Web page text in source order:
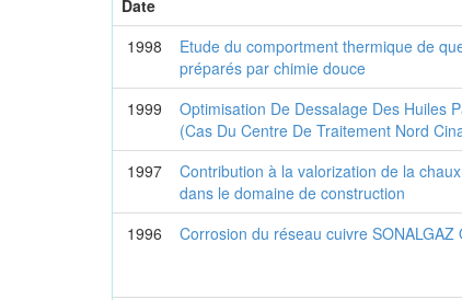
Date
1998
Etude du comportment thermique de
préparés par chimie douce
1999
Optimisation De Dessalage Des Huiles
(Cas Du Centre De Traitement Nord
1997
Contribution à la valorization de la
dans le domaine de construction
1996
Corrosion du réseau cuivre SONALGAZ